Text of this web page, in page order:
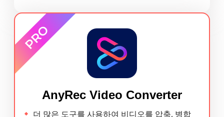
AnyRec Video Converter
더 많은 도구를 사용하여 비디오를 압축, 병합